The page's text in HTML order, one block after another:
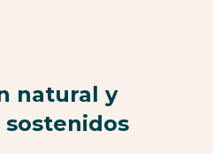
natural y